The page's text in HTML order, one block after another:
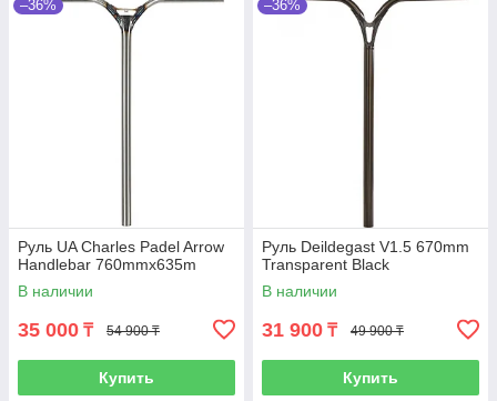
–36%
Руль UA Charles Padel Arrow
Handlebar 760mmx635m
В наличии
35 000 ₸ 54 900 ₸
Купить
–36%
Руль Deildegast V1.5 670mm
Transparent Black
В наличии
31 900 ₸ 49 900 ₸
Купить